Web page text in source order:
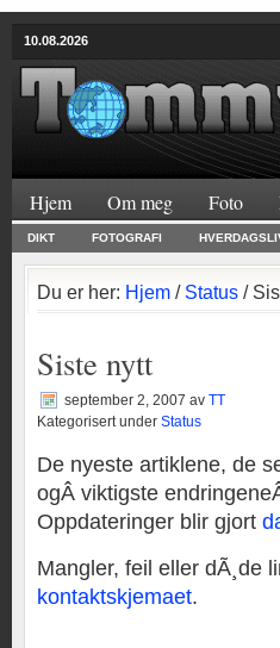
10.08.2026
Hjem Om meg Foto
DIKT FOTOGRAFI
Du er her: Hjem / Status /
Siste nytt
september 2, 2007 av TT
Kategorisert under Status
De nyeste artiklene, de
ogÂ viktigste
Oppdateringer blir gjort
Mangler, feil eller dÃ¸de
kontaktskjemaet.